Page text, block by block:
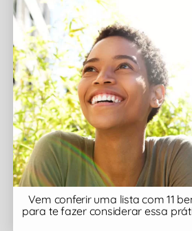
Vem conferir uma lista com 11
para te fazer considerar essa